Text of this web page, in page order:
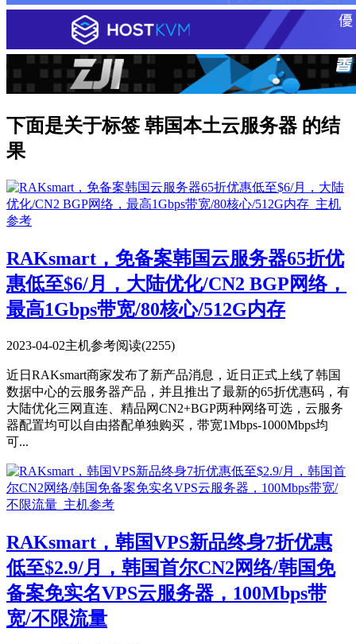
下面是关于标签 韩国本土云服务器 的结
果
RAKsmart，免备案韩国云服务器65折优
惠低至$6/月，大陆优化/CN2 BGP网络，
最高1Gbps带宽/80核心/512G内存
2023-04-02主机参考阅读(2255)
近日RAKsmart商家发布了新产品消息，近日正式上线了韩国
数据中心的云服务器产品，并且推出了最新的65折优惠码，有
大陆优化三网直连、精品网CN2+BGP两种网络可选，云服务
器配置均可以自由搭配单独购买，带宽1Mbps-1000Mbps均
可...
RAKsmart，韩国VPS新品终身7折优惠
低至$2.9/月，韩国首尔CN2网络/韩国免
备案免实名VPS云服务器，100Mbps带
宽/不限流量